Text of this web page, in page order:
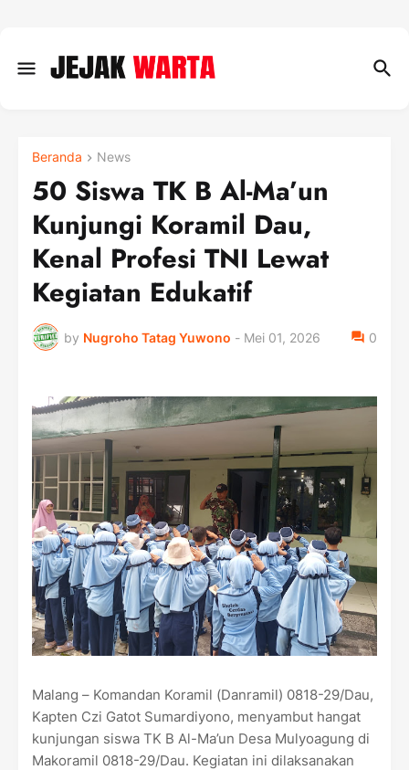
Beranda News
50 Siswa TK B Al-Ma’un
Kunjungi Koramil Dau,
Kenal Profesi TNI Lewat
Kegiatan Edukatif
by Nugroho Tatag Yuwono - Mei 01, 2026 0
Malang – Komandan Koramil (Danramil) 0818-29/Dau,
Kapten Czi Gatot Sumardiyono, menyambut hangat
kunjungan siswa TK B Al-Ma’un Desa Mulyoagung di
Makoramil 0818-29/Dau. Kegiatan ini dilaksanakan